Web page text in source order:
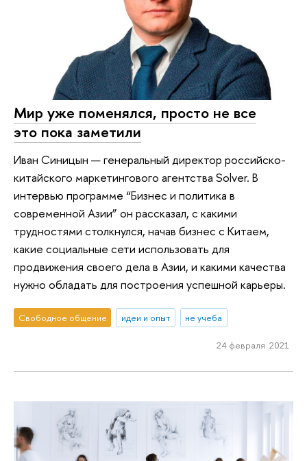
Мир уже поменялся, просто не все
это пока заметили
Иван Синицын — генеральный директор российско-
китайского маркетингового агентства Solver. В
интервью программе “Бизнес и политика в
современной Азии” он рассказал, с какими
трудностями столкнулся, начав бизнес с Китаем,
какие социальные сети использовать для
продвижения своего дела в Азии, и какими качества
нужно обладать для построения успешной карьеры.
Свободное общение идеи и опыт не учеба
24 февраля 2021